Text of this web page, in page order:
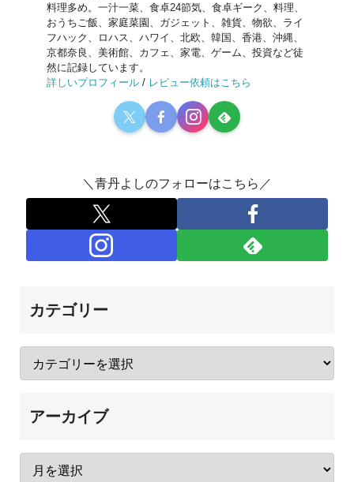
料理多め。一汁一菜、食卓24節気、食卓ギーク、料理、
おうちご飯、家庭菜園、ガジェット、雑貨、物欲、ライ
フハック、ロハス、ハワイ、北欧、韓国、香港、沖縄、
京都奈良、美術館、カフェ、家電、ゲーム、投資など徒
然に記録しています。
詳しいプロフィール / レビュー依頼はこちら
＼青丹よしのフォローはこちら／
カテゴリー
アーカイブ